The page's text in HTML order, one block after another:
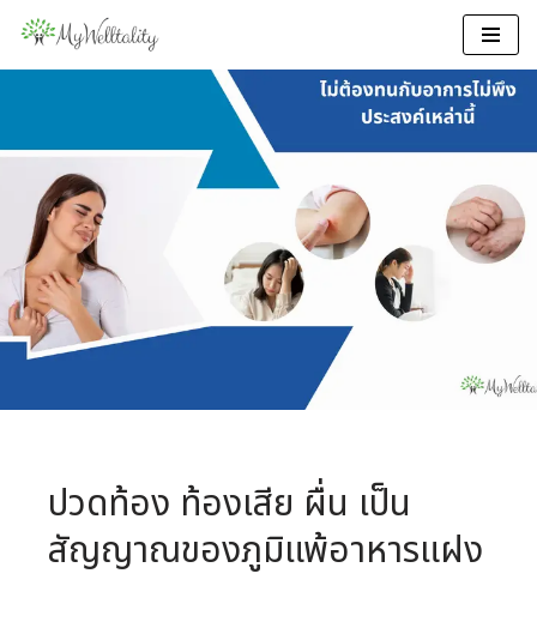
Skip
ปวดท้อง ท้องเสีย ผื่น
เป็นสัญญาณของ
ภูมิแพ้อาหารแฝง
ปวดท้อง ท้องเสีย ผื่น เป็น
สัญญาณของภูมิแพ้อาหารแฝง